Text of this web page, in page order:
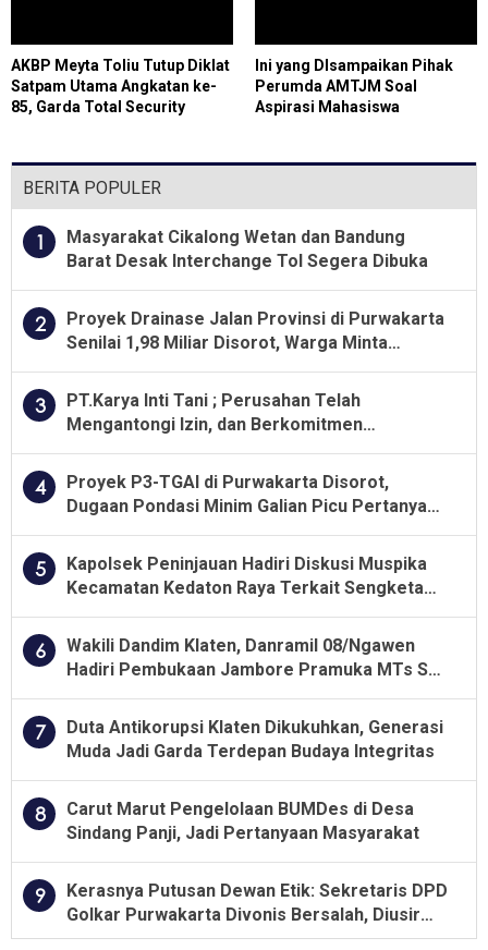
AKBP Meyta Toliu Tutup Diklat
Satpam Utama Angkatan ke-
85, Garda Total Security
Ini yang DIsampaikan Pihak
Perumda AMTJM Soal
Aspirasi Mahasiswa
BERITA POPULER
1
Masyarakat Cikalong Wetan dan Bandung
Barat Desak Interchange Tol Segera Dibuka
2
Proyek Drainase Jalan Provinsi di Purwakarta
Senilai 1,98 Miliar Disorot, Warga Minta
3
PT.Karya Inti Tani ; Perusahan Telah
Mengantongi Izin, dan Berkomitmen
4
Proyek P3-TGAI di Purwakarta Disorot,
Dugaan Pondasi Minim Galian Picu Pertanyaan
5
Kapolsek Peninjauan Hadiri Diskusi Muspika
Kecamatan Kedaton Raya Terkait Sengketa
6
Wakili Dandim Klaten, Danramil 08/Ngawen
Hadiri Pembukaan Jambore Pramuka MTs Se-
7
Duta Antikorupsi Klaten Dikukuhkan, Generasi
Muda Jadi Garda Terdepan Budaya Integritas
8
Carut Marut Pengelolaan BUMDes di Desa
Sindang Panji, Jadi Pertanyaan Masyarakat
9
Kerasnya Putusan Dewan Etik: Sekretaris DPD
Golkar Purwakarta Divonis Bersalah, Diusir
Dari Jabatan Selama Empat Tahun